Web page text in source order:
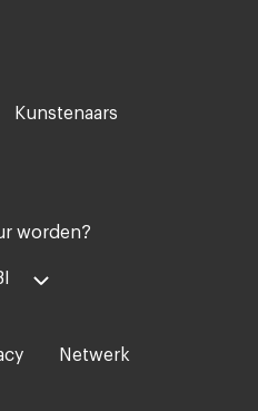
Kunstenaars
worden?
Netwerk